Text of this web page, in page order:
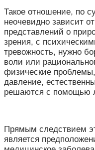
Такое отношение, по
неочевидно зависит
представлений о
зрения, с
тревожность, нужно
воли или
физические проблемы,
давление,
решаются с помощью
Прямым следствием
является